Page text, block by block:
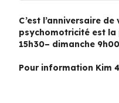
C’est l’anniversaire
psychomotricité est la
15h30– dimanche
Pour information Kim